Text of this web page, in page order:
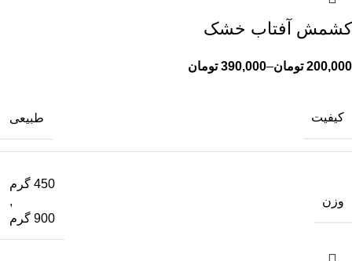
کشمش آفتاب خشک
200,000 تومان–
390,000 تومان
کیفیت طبیعی
وزن
450 گرم
,
900 گرم